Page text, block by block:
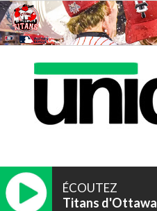
ÉCOUTEZ
Titans d'Ottawa